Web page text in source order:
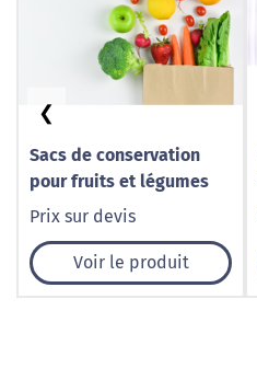
Sacs de conservation
pour fruits et légumes
Prix sur devis
Voir le produit
❮